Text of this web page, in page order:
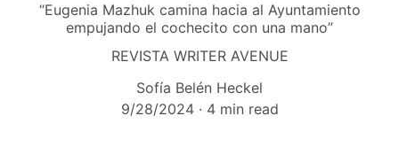
“Eugenia Mazhuk camina hacia al Ayuntamiento
empujando el cochecito con una mano”
REVISTA WRITER AVENUE
Sofía Belén Heckel
9/28/2024
4 min read